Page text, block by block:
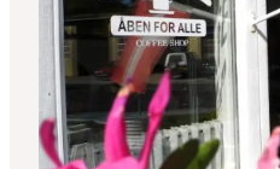
Quoi faire
Hébergements
Planifiez votre